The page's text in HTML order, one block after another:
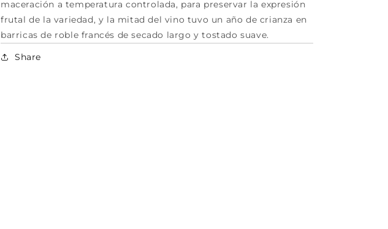
maceración a temperatura controlada, para preservar la expresión
frutal de la variedad, y la mitad del vino tuvo un año de crianza en
barricas de roble francés de secado largo y tostado suave.
Share